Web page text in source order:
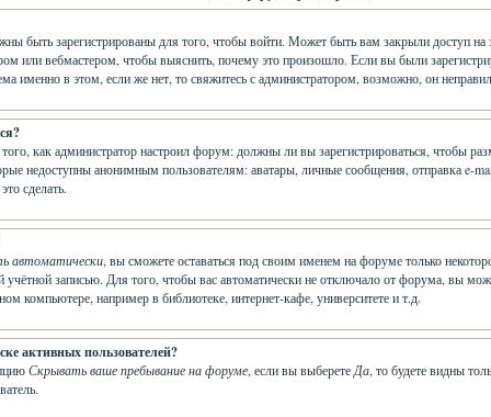
быть зарегистрированы для того, чтобы войти. Может быть вам закрыли доступ
или вебмастером, чтобы выяснить, почему это произошло. Если вы были
именно в этом, если же нет, то свяжитесь с администратором, возможно, он
как администратор настроил форум: должны ли вы зарегистрироваться, чтобы
недоступны анонимным пользователям: аватары, личные сообщения, отправка e-
сделать.
автоматически, вы сможете оставаться под своим именем на форуме только
учётной записью. Для того, чтобы вас автоматически не отключало от форума, вы
компьютере, например в библиотеке, интернет-кафе, университете и т.д.
активных пользователей?
Скрывать ваше пребывание на форуме, если вы выберетеДа, то будете видны